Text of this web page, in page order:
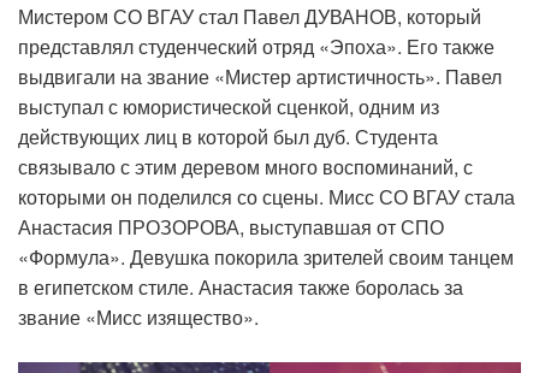
Мистером СО ВГАУ стал Павел ДУВАНОВ, который
представлял студенческий отряд «Эпоха». Его также
выдвигали на звание «Мистер артистичность». Павел
выступал с юмористической сценкой, одним из
действующих лиц в которой был дуб. Студента
связывало с этим деревом много воспоминаний, с
которыми он поделился со сцены. Мисс СО ВГАУ стала
Анастасия ПРОЗОРОВА, выступавшая от СПО
«Формула». Девушка покорила зрителей своим танцем
в египетском стиле. Анастасия также боролась за
звание «Мисс изящество».